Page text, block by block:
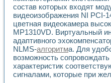
Система
Лабораторный
Партнеры
Академические и
Учебные заведения
Бизнес
Контакты
состав которых входят
видеоизображения NI PCI-
цветная видеокамера
MP1310VD. Виртуальный
адаптивного
NLMS-алгоритма. Для
возможность
характеристик
сигналами, которые при